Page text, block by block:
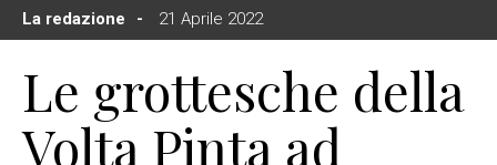
La redazione
21 Aprile 2022
Le grottesche della
Volta Pinta ad